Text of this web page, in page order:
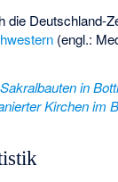
die Deutschland-
(engl.:
in
Kirchen im